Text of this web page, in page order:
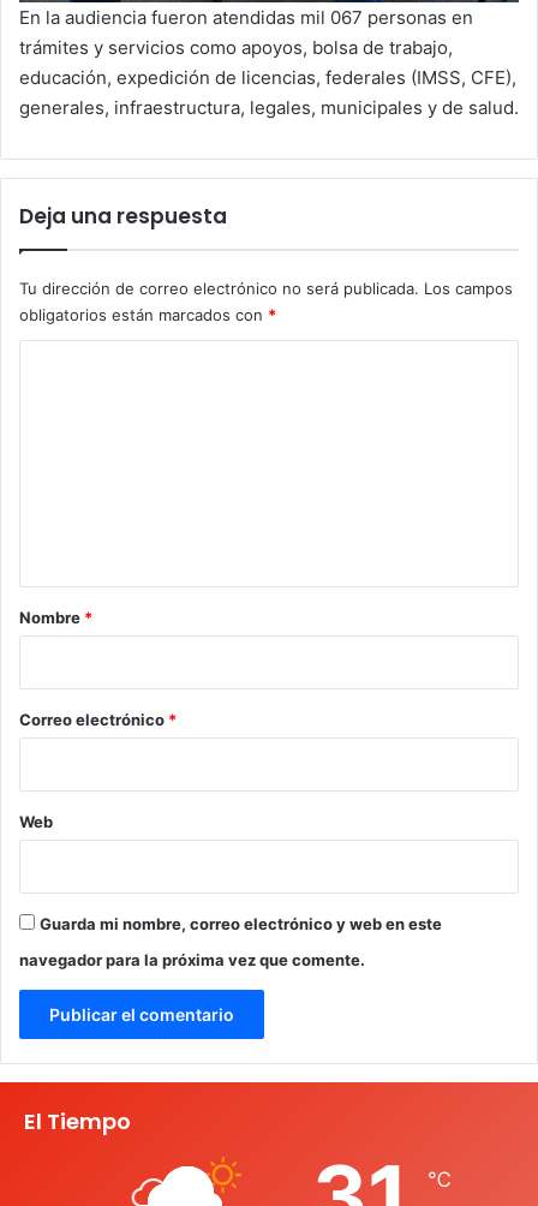
En la audiencia fueron atendidas mil 067 personas en
trámites y servicios como apoyos, bolsa de trabajo,
educación, expedición de licencias, federales (IMSS, CFE),
generales, infraestructura, legales, municipales y de salud.
Deja una respuesta
Tu dirección de correo electrónico no será publicada. Los campos
obligatorios están marcados con *
r
*
Nombre *
Correo electrónico *
Web
Guarda mi nombre, correo electrónico y web en este
navegador para la próxima vez que comente.
El Tiempo
℃